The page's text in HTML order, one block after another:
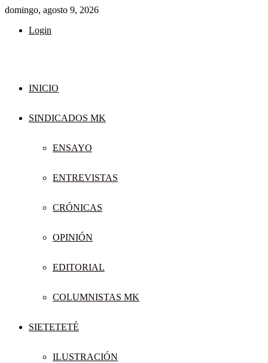
domingo, agosto 9, 2026
Login
INICIO
SINDICADOS MK
ENSAYO
ENTREVISTAS
CRÓNICAS
OPINIÓN
EDITORIAL
COLUMNISTAS MK
SIETETETÉ
ILUSTRACIÓN